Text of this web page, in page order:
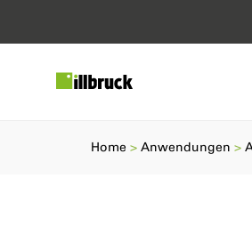
Home Anwendungen